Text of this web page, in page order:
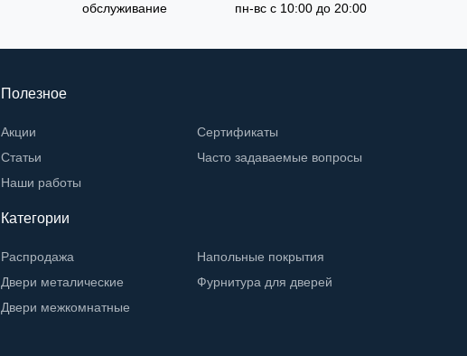
обслуживание
пн-вс с 10:00 до 20:00
Полезное
Акции
Статьи
Наши работы
Сертификаты
Часто задаваемые вопросы
Категории
Распродажа
Двери металические
Двери межкомнатные
Напольные покрытия
Фурнитура для дверей